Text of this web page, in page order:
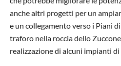
anche altri progetti per un
e un collegamento verso i Piani
traforo nella roccia dello
realizzazione di alcuni impianti